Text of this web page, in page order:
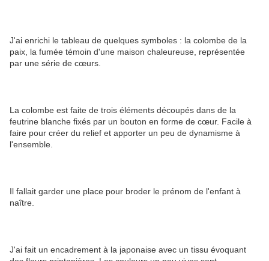
J'ai enrichi le tableau de quelques symboles : la colombe de la
paix, la fumée témoin d'une maison chaleureuse, représentée
par une série de cœurs.
La colombe est faite de trois éléments découpés dans de la
feutrine blanche fixés par un bouton en forme de cœur. Facile à
faire pour créer du relief et apporter un peu de dynamisme à
l'ensemble.
Il fallait garder une place pour broder le prénom de l'enfant à
naître.
J'ai fait un encadrement à la japonaise avec un tissu évoquant